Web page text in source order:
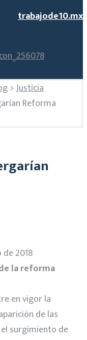
trabajode10.mx
>Justicia
Reforma
2018
la reforma
en vigor la
de las
surgimiento de